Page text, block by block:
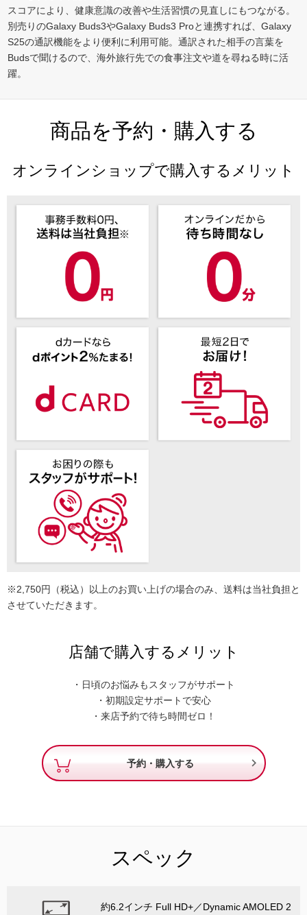
スコアにより、健康意識の改善や生活習慣の見直しにもつながる。
別売りのGalaxy Buds3やGalaxy Buds3 Proと連携すれば、Galaxy
S25の通訳機能をより便利に利用可能。通訳された相手の言葉を
Budsで聞けるので、海外旅行先での食事注文や道を尋ねる時に活
躍。
商品を予約・購入する
オンラインショップで購入するメリット
※2,750円（税込）以上のお買い上げの場合のみ、送料は当社負担と
させていただきます。
店舗で購入するメリット
・日頃のお悩みもスタッフがサポート
・初期設定サポートで安心
・来店予約で待ち時間ゼロ！
予約・購入する 
スペック
約6.2インチ Full HD+／Dynamic AMOLED 2